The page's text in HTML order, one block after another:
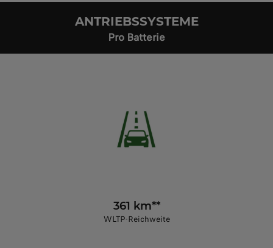
ANTRIEBSSYSTEME
Pro Batterie
361 km**
WLTP-Reichweite